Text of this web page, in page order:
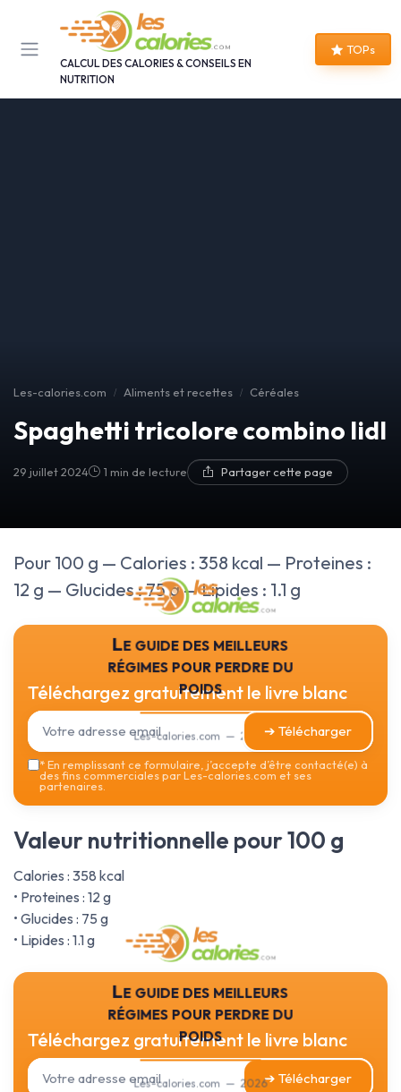
CALCUL DES CALORIES & CONSEILS EN
NUTRITION
TOPs
Les-calories.com Aliments et recettes Céréales
Spaghetti tricolore combino lidl
29 juillet 2024 1 min de lecture Partager cette page
Pour 100 g — Calories : 358 kcal — Proteines :
12 g — Glucides : 75 g — Lipides : 1.1 g
Le guide des meilleurs
régimes pour perdre du
poids
Les-calories.com — 2026
Téléchargez gratuitement le livre blanc
➔ Télécharger
*En remplissant ce formulaire, j’accepte d’être contacté(e) à
des fins commerciales par Les-calories.com et ses
partenaires.
Valeur nutritionnelle pour 100 g
Calories : 358 kcal
• Proteines : 12 g
• Glucides : 75 g
• Lipides : 1.1 g
Le guide des meilleurs
régimes pour perdre du
poids
Les-calories.com — 2026
Téléchargez gratuitement le livre blanc
➔ Télécharger
Panneau de gestion des cookies